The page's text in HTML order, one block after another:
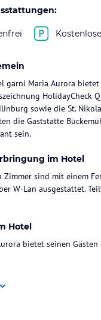
garni Maria Aurora
HolidayCheck
sowie die St.
die Gaststätte
sein.
im Hotel
Zimmer sind mit einem
W-Lan ausgestattet.
Hotel
bietet seinen
das Bistrorant in